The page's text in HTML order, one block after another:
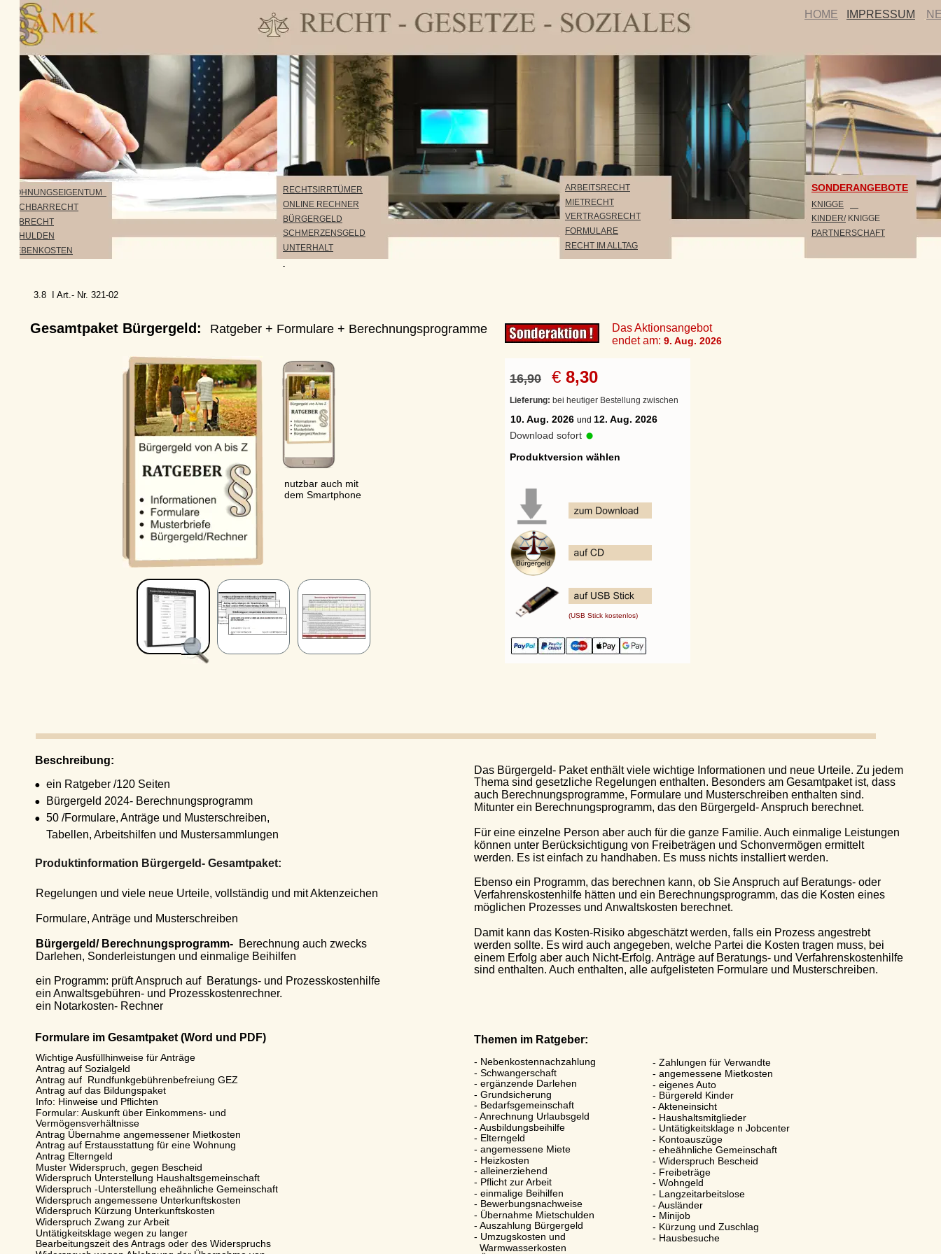
Wichtige Ausfüllhinweise für Anträge
Antrag auf Sozialgeld
Antrag auf  Rundfunkgebührenbefreiung GEZ
Antrag auf das Bildungspaket
Info: Hinweise und Pflichten
Formular: Auskunft über Einkommens- und
Vermögensverhältnisse
Antrag Übernahme angemessener Mietkosten
Antrag auf Erstausstattung für eine Wohnung
Antrag Elterngeld
Muster Widerspruch, gegen Bescheid
Widerspruch Unterstellung Haushaltsgemeinschaft
Widerspruch -Unterstellung eheähnliche Gemeinschaft
Widerspruch angemessene Unterkunftskosten
Widerspruch Kürzung Unterkunftskosten
Widerspruch Zwang zur Arbeit
Untätigkeitsklage wegen zu langer
Bearbeitungszeit des Antrags oder des Widerspruchs
Formulare im Gesamtpaket (Word und PDF) Themen im Ratgeber:
- Nebenkostennachzahlung
- Schwangerschaft
- ergänzende Darlehen
- Grundsicherung
- Bedarfsgemeinschaft
- Anrechnung Urlaubsgeld
- Ausbildungsbeihilfe
- Elterngeld
- angemessene Miete
- Heizkosten
- alleinerziehend
- Pflicht zur Arbeit
- einmalige Beihilfen
- Bewerbungsnachweise
- Übernahme Mietschulden
- Auszahlung Bürgergeld
- Umzugskosten und
  Warmwasserkosten
- Zahlungen für Verwandte
- angemessene Mietkosten
- eigenes Auto
- Bürgereld Kinder
- Akteneinsicht
- Haushaltsmitglieder
- Untätigkeitsklage n Jobcenter
- Kontoauszüge
- eheähnliche Gemeinschaft
- Widerspruch Bescheid
- Freibeträge
- Wohngeld
- Langzeitarbeitslose
- Ausländer
- Minijob
- Kürzung und Zuschlag
- Hausbesuche
Das Bürgergeld- Paket enthält viele wichtige Informationen und neue Urteile. Zu jedem
Thema sind gesetzliche Regelungen enthalten. Besonders am Gesamtpaket ist, dass
auch Berechnungsprogramme, Formulare und Musterschreiben enthalten sind.
Mitunter ein Berechnungsprogramm, das den Bürgergeld- Anspruch berechnet.
Für eine einzelne Person aber auch für die ganze Familie. Auch einmalige Leistungen
können unter Berücksichtigung von Freibeträgen und Schonvermögen ermittelt
werden. Es ist einfach zu handhaben. Es muss nichts installiert werden.
Ebenso ein Programm, das berechnen kann, ob Sie Anspruch auf Beratungs- oder
Verfahrenskostenhilfe hätten und ein Berechnungsprogramm, das die Kosten eines
möglichen Prozesses und Anwaltskosten berechnet.
Damit kann das Kosten-Risiko abgeschätzt werden, falls ein Prozess angestrebt
werden sollte. Es wird auch angegeben, welche Partei die Kosten tragen muss, bei
einem Erfolg aber auch Nicht-Erfolg. Anträge auf Beratungs- und Verfahrenskostenhilfe
sind enthalten. Auch enthalten, alle aufgelisteten Formulare und Musterschreiben.
Beschreibung:
Regelungen und viele neue Urteile, vollständig und mit Aktenzeichen
Formulare, Anträge und Musterschreiben
Bürgergeld/ Berechnungsprogramm- Berechnung auch zwecks
Darlehen, Sonderleistungen und einmalige Beihilfen
ein Programm: prüft Anspruch auf  Beratungs- und Prozesskostenhilfe
ein Anwaltsgebühren- und Prozesskostenrechner.
ein Notarkosten- Rechner
Produktinformation Bürgergeld- Gesamtpaket:
(USB Stick kostenlos)
ein Ratgeber /120 Seiten
Bürgergeld 2024- Berechnungsprogramm
50 /Formulare, Anträge und Musterschreiben,
Tabellen, Arbeitshilfen und Mustersammlungen
10. Aug. 2026 und 12. Aug. 2026
Lieferung: bei heutiger Bestellung zwischen
Download sofort
Produktversion wählen
3.8  I Art.- Nr. 321-02
Gesamtpaket Bürgergeld: Ratgeber + Formulare + Berechnungsprogramme
Das Aktionsangebot
endet am: 9. Aug. 2026
16,90 € 8,30
nutzbar auch mit
dem Smartphone
RECHTSIRRTÜMER
ONLINE RECHNER
BÜRGERGELD
SCHMERZENSGELD
UNTERHALT
ARBEITSRECHT
MIETRECHT
VERTRAGSRECHT
FORMULARE
RECHT IM ALLTAG
SONDERANGEBOTE
KNIGGE
KINDER/ KNIGGE
PARTNERSCHAFT
IMPRESSUM
HOME NEWS